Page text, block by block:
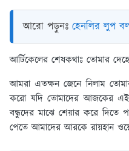
আরো পড়ুনঃ হেনলির লুপ
আর্টিকেলের শেষকথাঃ তোমার
আমরা এতক্ষন জেনে নিলাম
করো যদি তোমাদের আজকের এই
বন্ধুদের মাঝে শেয়ার করে
পেতে আমাদের আরকে রায়হান